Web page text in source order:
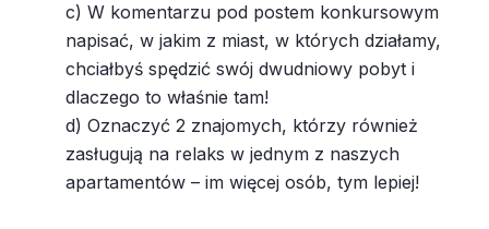
c) W komentarzu pod postem konkursowym
napisać, w jakim z miast, w których działamy,
chciałbyś spędzić swój dwudniowy pobyt i
dlaczego to właśnie tam!
d) Oznaczyć 2 znajomych, którzy również
zasługują na relaks w jednym z naszych
apartamentów – im więcej osób, tym lepiej!